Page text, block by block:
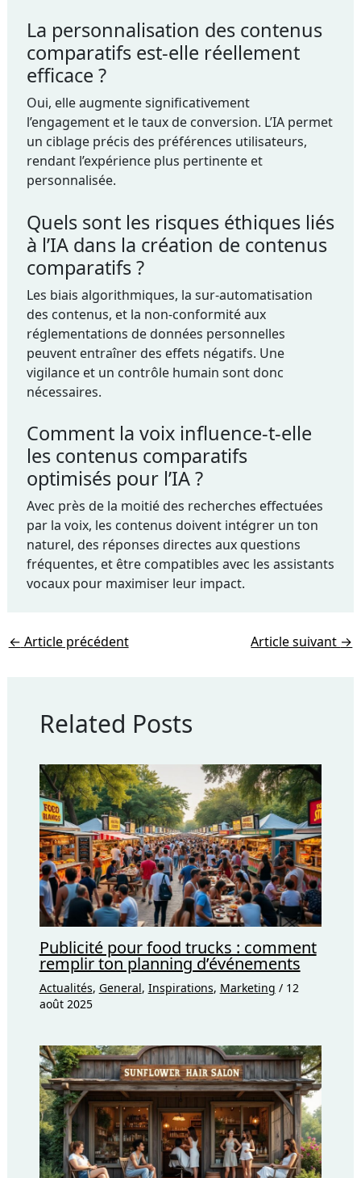
La personnalisation des contenus
comparatifs est-elle réellement
efficace ?
Oui, elle augmente significativement
l’engagement et le taux de conversion. L’IA permet
un ciblage précis des préférences utilisateurs,
rendant l’expérience plus pertinente et
personnalisée.
Quels sont les risques éthiques liés
à l’IA dans la création de contenus
comparatifs ?
Les biais algorithmiques, la sur-automatisation
des contenus, et la non-conformité aux
réglementations de données personnelles
peuvent entraîner des effets négatifs. Une
vigilance et un contrôle humain sont donc
nécessaires.
Comment la voix influence-t-elle
les contenus comparatifs
optimisés pour l’IA ?
Avec près de la moitié des recherches effectuées
par la voix, les contenus doivent intégrer un ton
naturel, des réponses directes aux questions
fréquentes, et être compatibles avec les assistants
vocaux pour maximiser leur impact.
← Article précédent Article suivant →
Related Posts
Publicité pour food trucks : comment
remplir ton planning d’événements
Actualités, General, Inspirations, Marketing / 12
août 2025